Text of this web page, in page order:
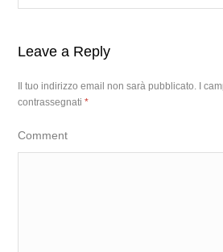
Leave a Reply
Il tuo indirizzo email non sarà pubblicato. I
contrassegnati*
Comment